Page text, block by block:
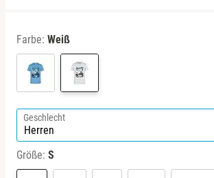
Farbe: Weiß
Geschlecht
Größe: S
Thüringen
Ruhrgebiet
Schwäbische Alb
Bautzen
Bitterfeld
Blieskastel